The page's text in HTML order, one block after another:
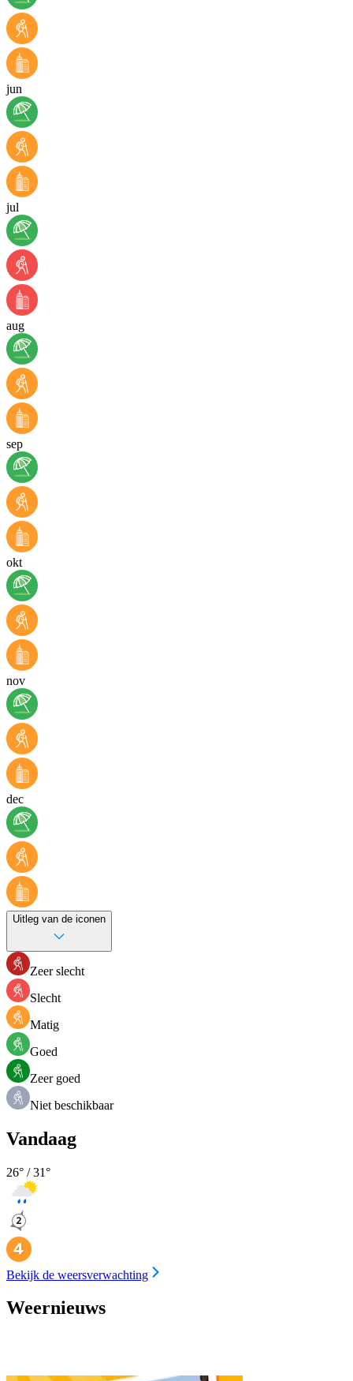
jun
jul
aug
sep
okt
nov
dec
Uitleg van de iconen
Zeer slecht
Slecht
Matig
Goed
Zeer goed
Niet beschikbaar
Vandaag
26° /31°
Bekijk de weersverwachting
Weernieuws